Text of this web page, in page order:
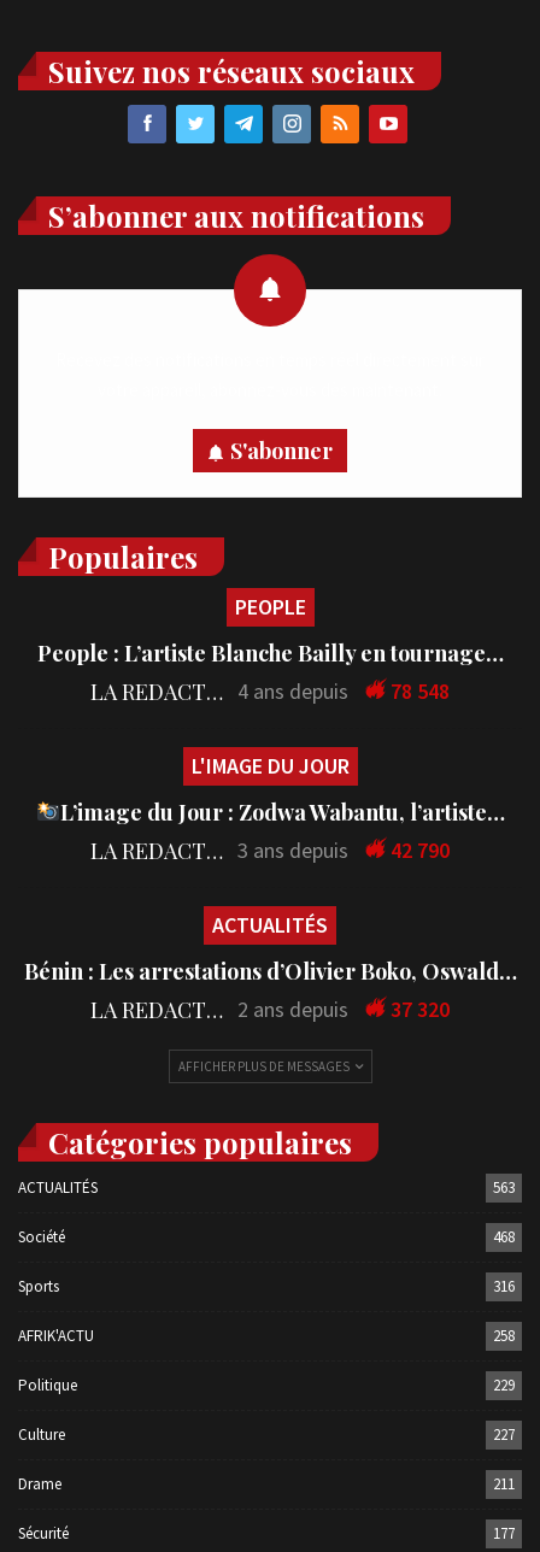
Suivez nos réseaux sociaux
S’abonner aux notifications
S'abonner
Populaires
PEOPLE
People : L’artiste Blanche Bailly en tournage…
LA REDACTION 4 ans depuis 78 548
L'IMAGE DU JOUR
L’image du Jour : Zodwa Wabantu, l’artiste…
LA REDACTION 3 ans depuis 42 790
ACTUALITÉS
Bénin : Les arrestations d’Olivier Boko, Oswald…
LA REDACTION 2 ans depuis 37 320
AFFICHER PLUS DE MESSAGES
Catégories populaires
ACTUALITÉS 563
Société 468
Sports 316
AFRIK'ACTU 258
Politique 229
Culture 227
Drame 211
Sécurité 177